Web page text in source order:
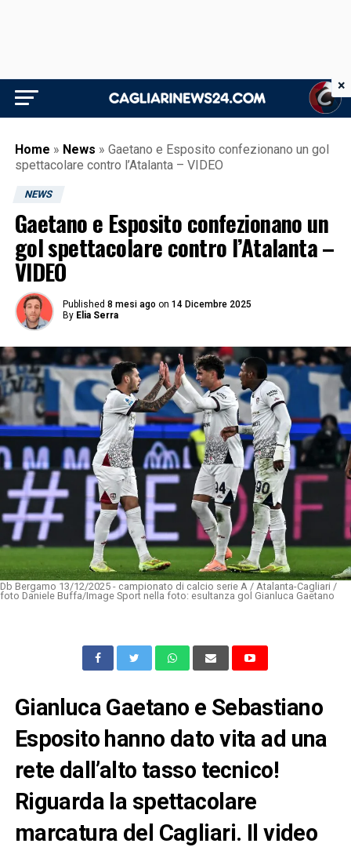
Home » News » Gaetano e Esposito confezionano un gol
spettacolare contro l’Atalanta – VIDEO
NEWS
Gaetano e Esposito confezionano un
gol spettacolare contro l’Atalanta –
VIDEO
Published 8 mesi ago on 14 Dicembre 2025
By Elia Serra
Db Bergamo 13/12/2025 - campionato di calcio serie A / Atalanta-Cagliari /
foto Daniele Buffa/Image Sport nella foto: esultanza gol Gianluca Gaetano
Gianluca Gaetano e Sebastiano
Esposito hanno dato vita ad una
rete dall’alto tasso tecnico!
Riguarda la spettacolare
marcatura del Cagliari. Il video
×